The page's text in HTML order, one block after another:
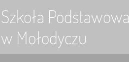
Szkoła Podstawowa
w Mołodyczu